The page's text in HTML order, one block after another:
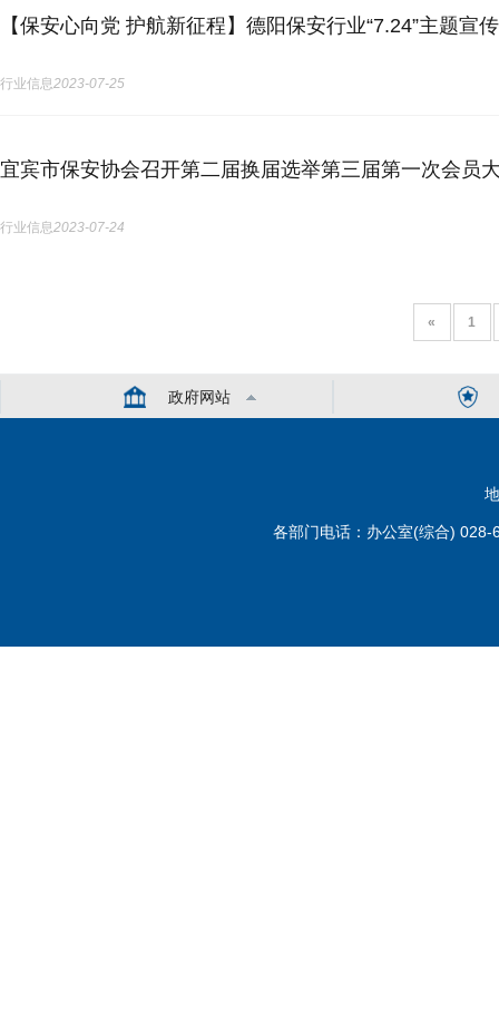
【保安心向党 护航新征程】德阳保安行业“7.24”主题宣
行业信息2023-07-25
宜宾市保安协会召开第二届换届选举第三届第一次会员
行业信息2023-07-24
« 1
政府网站
各部门电话：办公室(综合)